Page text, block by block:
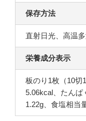
保存方法
直射日光、高温
栄養成分表示
板のり1枚（10切
5.06kcal、たんぱ
1.22g、食塩相当